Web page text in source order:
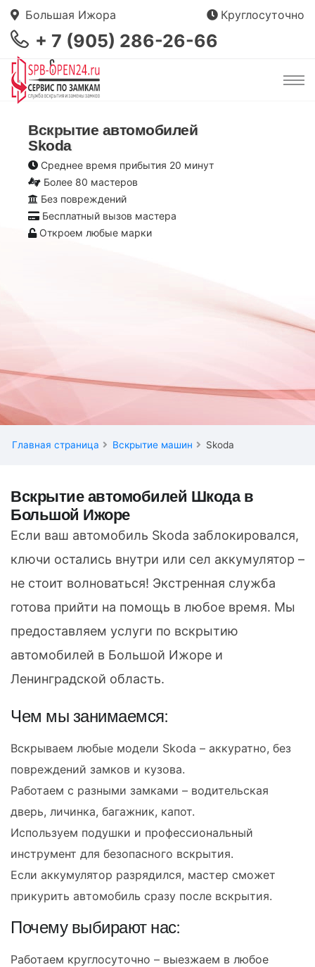
Большая Ижора Круглосуточно
+ 7 (905) 286-26-66
Вскрытие автомобилей
Skoda
Среднее время прибытия 20 минут
Более 80 мастеров
Без повреждений
Бесплатный вызов мастера
Откроем любые марки
Главная страница Вскрытие машин Skoda
Вскрытие автомобилей Шкода в
Большой Ижоре
Если ваш автомобиль Skoda заблокировался,
ключи остались внутри или сел аккумулятор –
не стоит волноваться! Экстренная служба
готова прийти на помощь в любое время. Мы
предоставляем услуги по вскрытию
автомобилей в Большой Ижоре и
Ленинградской область.
Чем мы занимаемся:
Вскрываем любые модели Skoda – аккуратно, без
повреждений замков и кузова.
Работаем с разными замками – водительская
дверь, личинка, багажник, капот.
Используем подушки и профессиональный
инструмент для безопасного вскрытия.
Если аккумулятор разрядился, мастер сможет
прикурить автомобиль сразу после вскрытия.
Почему выбирают нас:
Работаем круглосуточно – выезжаем в любое